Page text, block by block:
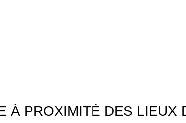
À PROXIMITÉ DES LIEUX